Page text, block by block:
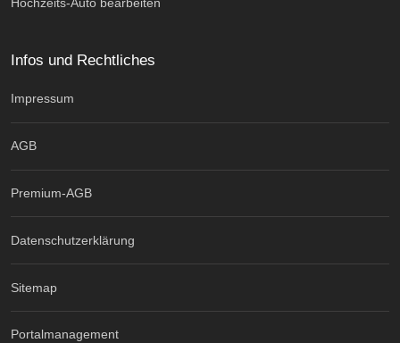
Hochzeits-Auto bearbeiten
Infos und Rechtliches
Impressum
AGB
Premium-AGB
Datenschutzerklärung
Sitemap
Portalmanagement